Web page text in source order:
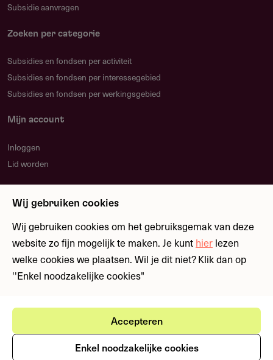
Subsidie aanvragen
Zoeken per categorie
Subsidies en fondsen per activiteit
Subsidies en fondsen per interessegebied
Subsidies en fondsen per werkingsgebied
Mijn account
Inloggen
Lid worden
Blijf op de hoogte over nieuwe regelingen en
fondsen
Meld je aan
Ⓒ Fondswervingonline 2026
Gebruikersvoorwaarden
Cookies
Wij gebruiken cookies
Wij gebruiken cookies om het gebruiksgemak van deze
website zo fijn mogelijk te maken. Je kunt hier lezen
welke cookies we plaatsen. Wil je dit niet? Klik dan op
''Enkel noodzakelijke cookies"
Accepteren
Enkel noodzakelijke cookies